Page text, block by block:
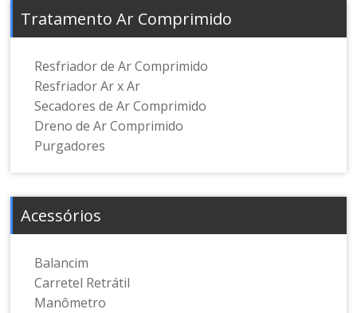
Tratamento Ar Comprimido
Resfriador de Ar Comprimido
Resfriador Ar x Ar
Secadores de Ar Comprimido
Dreno de Ar Comprimido
Purgadores
Acessórios
Balancim
Carretel Retrátil
Manômetro